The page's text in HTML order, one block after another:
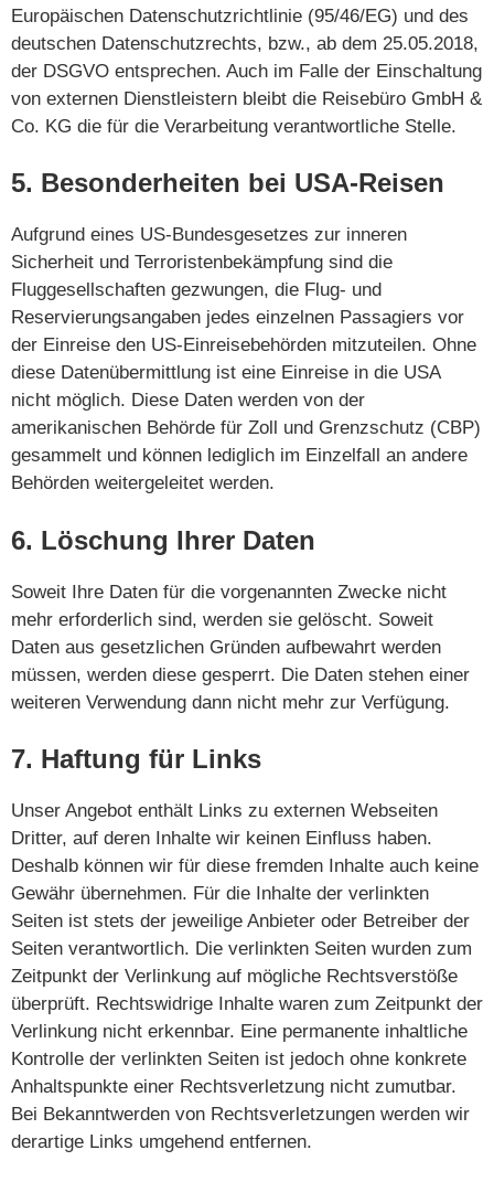
Europäischen Datenschutzrichtlinie (95/46/EG) und des
deutschen Datenschutzrechts, bzw., ab dem 25.05.2018,
der DSGVO entsprechen. Auch im Falle der Einschaltung
von externen Dienstleistern bleibt die Reisebüro GmbH &
Co. KG die für die Verarbeitung verantwortliche Stelle.
5. Besonderheiten bei USA-Reisen
Aufgrund eines US-Bundesgesetzes zur inneren
Sicherheit und Terroristenbekämpfung sind die
Fluggesellschaften gezwungen, die Flug- und
Reservierungsangaben jedes einzelnen Passagiers vor
der Einreise den US-Einreisebehörden mitzuteilen. Ohne
diese Datenübermittlung ist eine Einreise in die USA
nicht möglich. Diese Daten werden von der
amerikanischen Behörde für Zoll und Grenzschutz (CBP)
gesammelt und können lediglich im Einzelfall an andere
Behörden weitergeleitet werden.
6. Löschung Ihrer Daten
Soweit Ihre Daten für die vorgenannten Zwecke nicht
mehr erforderlich sind, werden sie gelöscht. Soweit
Daten aus gesetzlichen Gründen aufbewahrt werden
müssen, werden diese gesperrt. Die Daten stehen einer
weiteren Verwendung dann nicht mehr zur Verfügung.
7. Haftung für Links
Unser Angebot enthält Links zu externen Webseiten
Dritter, auf deren Inhalte wir keinen Einfluss haben.
Deshalb können wir für diese fremden Inhalte auch keine
Gewähr übernehmen. Für die Inhalte der verlinkten
Seiten ist stets der jeweilige Anbieter oder Betreiber der
Seiten verantwortlich. Die verlinkten Seiten wurden zum
Zeitpunkt der Verlinkung auf mögliche Rechtsverstöße
überprüft. Rechtswidrige Inhalte waren zum Zeitpunkt der
Verlinkung nicht erkennbar. Eine permanente inhaltliche
Kontrolle der verlinkten Seiten ist jedoch ohne konkrete
Anhaltspunkte einer Rechtsverletzung nicht zumutbar.
Bei Bekanntwerden von Rechtsverletzungen werden wir
derartige Links umgehend entfernen.